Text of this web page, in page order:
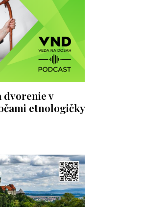
dvorenie v
etnologičky